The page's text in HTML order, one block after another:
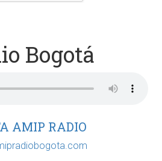
Bogotá
AMIP RADIO